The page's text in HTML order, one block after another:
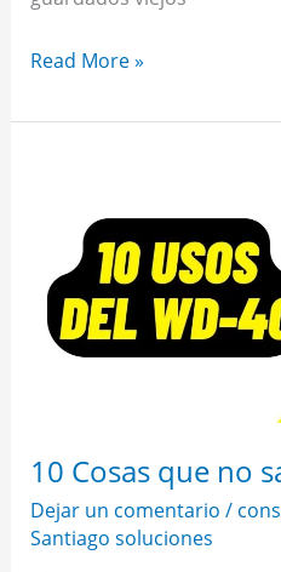
Read More »
10 Cosas que no
Dejar un comentario /
Santiago soluciones
sabías
del
WD40